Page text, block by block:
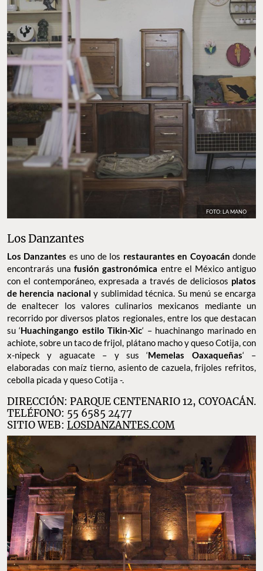
FOTO: LA MANO
Los Danzantes
Los Danzantes es uno de los restaurantes en Coyoacán donde
encontrarás unafusión gastronómica entre el México antiguo
con el contemporáneo, expresada a través de deliciosos platos
de herencia nacionaly sublimidad técnica. Su menú se encarga
de enaltecer los valores culinarios mexicanos mediante un
recorrido por diversos platos regionales, entre los que destacan
su ‘Huachingango estilo Tikin-Xic‘ – huachinango marinado en
achiote, sobre un taco de frijol, plátano macho y queso Cotija, con
x-nipeck y aguacate – y sus ‘Memelas Oaxaqueñas‘ –
elaboradas con maíz tierno, asiento de cazuela, frijoles refritos,
cebolla picada y queso Cotija -.
DIRECCIÓN: PARQUE CENTENARIO 12, COYOACÁN.
TELÉFONO: 55 6585 2477
SITIO WEB: LOSDANZANTES.COM